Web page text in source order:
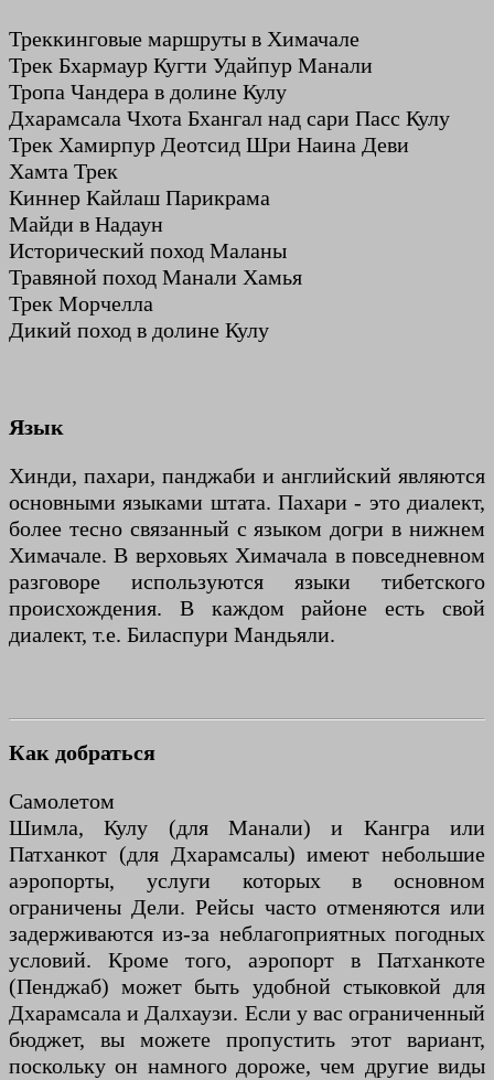
Треккинговые маршруты в Химачале
Трек Бхармаур Кугти Удайпур Манали
Тропа Чандера в долине Кулу
Дхарамсала Чхота Бхангал над сари Пасс Кулу
Трек Хамирпур Деотсид Шри Наина Деви
Хамта Трек
Киннер Кайлаш Парикрама
Майди в Надаун
Исторический поход Маланы
Травяной поход Манали Хамья
Трек Морчелла
Дикий поход в долине Кулу
Язык
Хинди, пахари, панджаби и английский являются
основными языками штата. Пахари - это диалект,
более тесно связанный с языком догри в нижнем
Химачале. В верховьях Химачала в повседневном
разговоре используются языки тибетского
происхождения. В каждом районе есть свой
диалект, т.е. Биласпури Мандьяли.
Как добраться
Самолетом
Шимла, Кулу (для Манали) и Кангра или
Патханкот (для Дхарамсалы) имеют небольшие
аэропорты, услуги которых в основном
ограничены Дели. Рейсы часто отменяются или
задерживаются из-за неблагоприятных погодных
условий. Кроме того, аэропорт в Патханкоте
(Пенджаб) может быть удобной стыковкой для
Дхарамсала и Далхаузи. Если у вас ограниченный
бюджет, вы можете пропустить этот вариант,
поскольку он намного дороже, чем другие виды